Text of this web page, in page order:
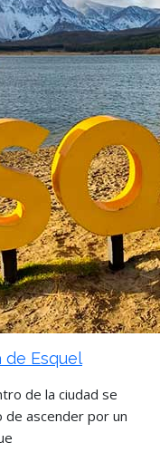
de Esquel
de la ciudad se
de ascender por un